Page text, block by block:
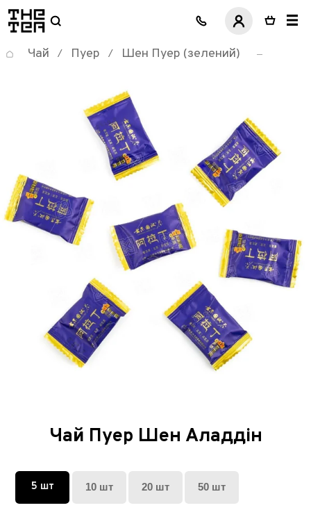
логотип
Чай / Пуер / Шен Пуер (зелений)
Чай Пуер Шен Аладдін
5 шт 10 шт 20 шт 50 шт